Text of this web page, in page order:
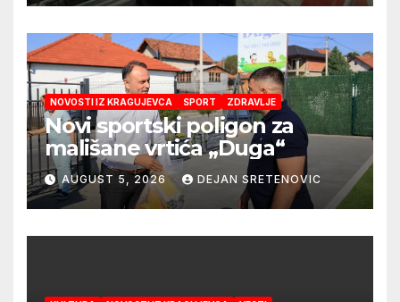
NOVOSTI IZ KRAGUJEVCA SPORT ZDRAVLJE
Novi sportski poligon za
mališane vrtića „Duga“
AUGUST 5, 2026 DEJAN SRETENOVIC